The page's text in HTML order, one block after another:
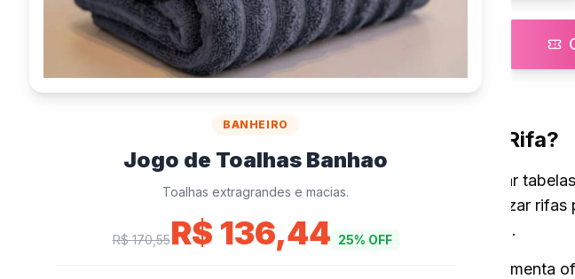
BANHEIRO
Jogo de Toalhas Banhao
Toalhas extragrandes e macias.
R$ 170,55R$ 136,44 25% OFF
Como Funciona o Gerador de Rifa?
permite criar
ferramenta ideal para quem precisa organizar
beneficentes ou qualquer ocasião especial.
Diferente de outros geradores, nossa ferramenta